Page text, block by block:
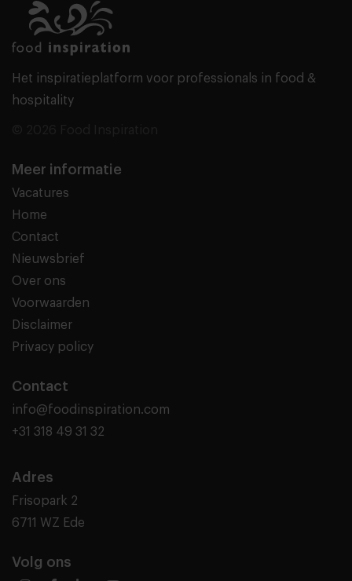
Het inspiratieplatform voor professionals in food &
hospitality
Meer informatie
Vacatures
Home
Contact
Nieuwsbrief
Over ons
Voorwaarden
Disclaimer
Privacy policy
Contact
info@foodinspiration.com
+31 318 49 31 32
Adres
Frisopark 2
6711 WZ Ede
Volg ons